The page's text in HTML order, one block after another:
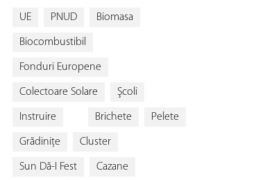
UE PNUD Biomasa
Biocombustibil
Fonduri Europene
Colectoare Solare Şcoli
Instruire Brichete Pelete
Grădiniţe Cluster
Sun Dă-I Fest Cazane